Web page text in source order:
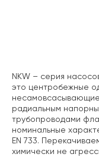
NKW – серия
это центробежные
радиальным
трубопроводами
номинальные
EN 733.
химически не